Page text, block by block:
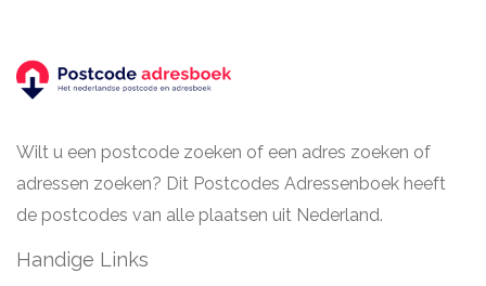
Wilt u een postcode zoeken of een adres zoeken of
adressen zoeken? Dit Postcodes Adressenboek heeft
de postcodes van alle plaatsen uit Nederland.
Handige Links